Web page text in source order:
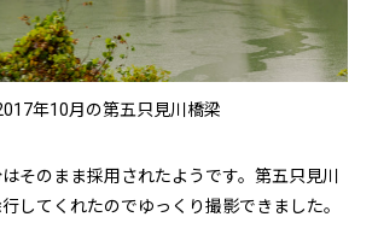
年10月の第五只見川橋梁
そのまま採用されたようです。第五只見川
してくれたのでゆっくり撮影できました。